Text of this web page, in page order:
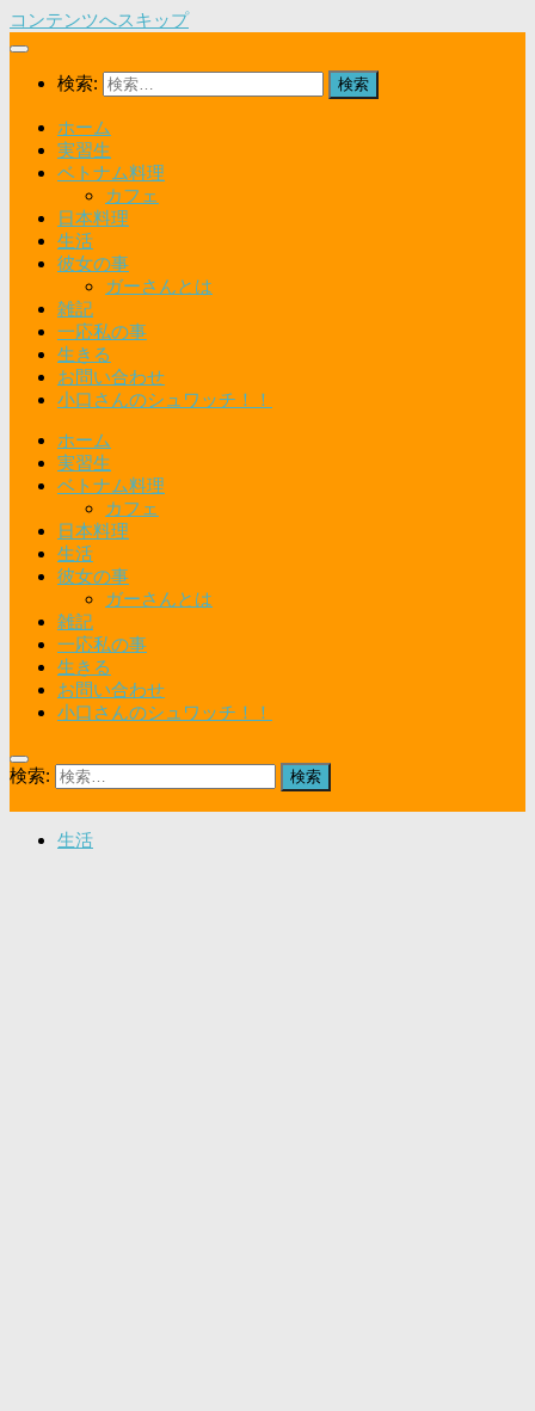
コンテンツへスキップ
検索:
ホーム
実習生
ベトナム料理
カフェ
日本料理
生活
彼女の事
ガーさんとは
雑記
一応私の事
生きる
お問い合わせ
小口さんのシュワッチ！！
ホーム
実習生
ベトナム料理
カフェ
日本料理
生活
彼女の事
ガーさんとは
雑記
一応私の事
生きる
お問い合わせ
小口さんのシュワッチ！！
検索:
生活